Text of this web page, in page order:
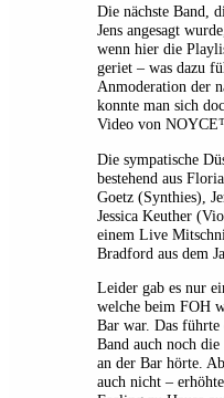
Die nächste Band,
Jens angesagt
wenn hier die
geriet – was dazu
Anmoderation der
konnte man sich
Video von
Die sympatische
bestehend aus
Goetz (Synthies),
Jessica Keuther
einem Live
Bradford aus dem
Leider gab es nur
welche beim FOH
Bar war. Das führte
Band auch noch
an der Bar hörte.
auch nicht –